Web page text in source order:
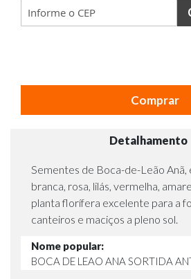
Comprar
Detalhamento
Sementes de Boca-de-Leão
branca, rosa, lilás, vermelha,
planta florífera excelente para a
canteiros e maciços a pleno sol.
Nome popular:
BOCA DE LEAO ANA SORTIDA